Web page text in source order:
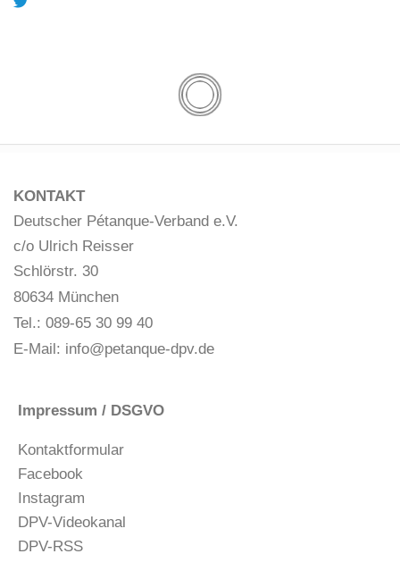
KONTAKT
Deutscher Pétanque-Verband e.V.
c/o Ulrich Reisser
Schlörstr. 30
80634 München
Tel.: 089-65 30 99 40
E-Mail: info@petanque-dpv.de
Impressum / DSGVO
Kontaktformular
Facebook
Instagram
DPV-Videokanal
DPV-RSS